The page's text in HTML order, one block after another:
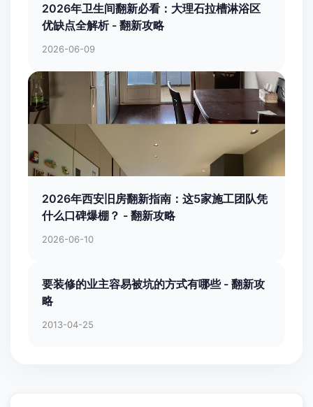
2026年卫生间翻新必看：大理石拉槽淋浴区
优缺点全解析 - 翻新攻略
2026-06-09
2026年西安旧房翻新指南：这5家施工团队凭
什么口碑爆棚？ - 翻新攻略
2026-06-10
要装修的业主容易被坑的方式有哪些 - 翻新攻
略
2013-04-25